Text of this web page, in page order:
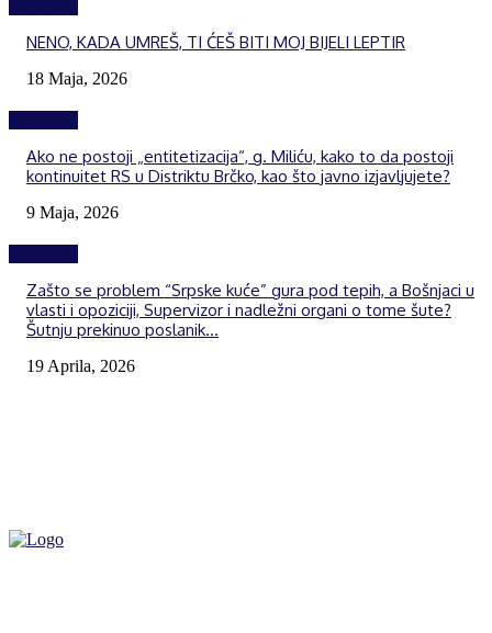
NENO, KADA UMREŠ, TI ĆEŠ BITI MOJ BIJELI LEPTIR
18 Maja, 2026
Ako ne postoji „entitetizacija“, g. Miliću, kako to da postoji
kontinuitet RS u Distriktu Brčko, kao što javno izjavljujete?
9 Maja, 2026
Zašto se problem “Srpske kuće” gura pod tepih, a Bošnjaci u
vlasti i opoziciji, Supervizor i nadležni organi o tome šute?
Šutnju prekinuo poslanik...
19 Aprila, 2026